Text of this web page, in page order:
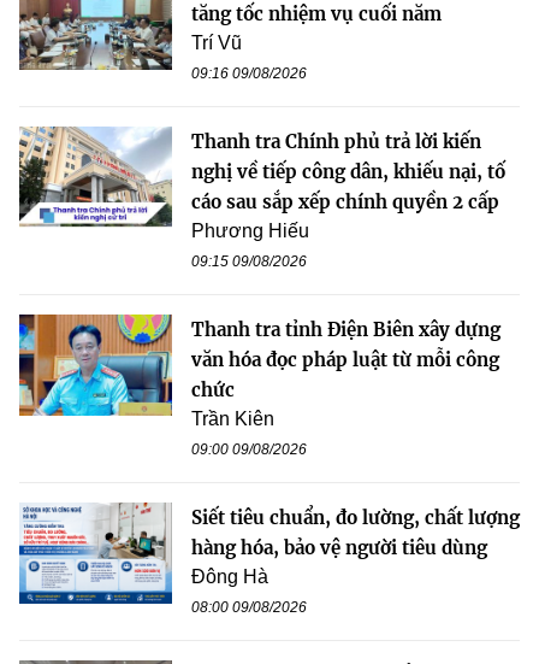
tăng tốc nhiệm vụ cuối năm
Trí Vũ
09:16 09/08/2026
Thanh tra Chính phủ trả lời kiến
nghị về tiếp công dân, khiếu nại, tố
cáo sau sắp xếp chính quyền 2 cấp
Phương Hiếu
09:15 09/08/2026
Thanh tra tỉnh Điện Biên xây dựng
văn hóa đọc pháp luật từ mỗi công
chức
Trần Kiên
09:00 09/08/2026
Siết tiêu chuẩn, đo lường, chất lượng
hàng hóa, bảo vệ người tiêu dùng
Đông Hà
08:00 09/08/2026